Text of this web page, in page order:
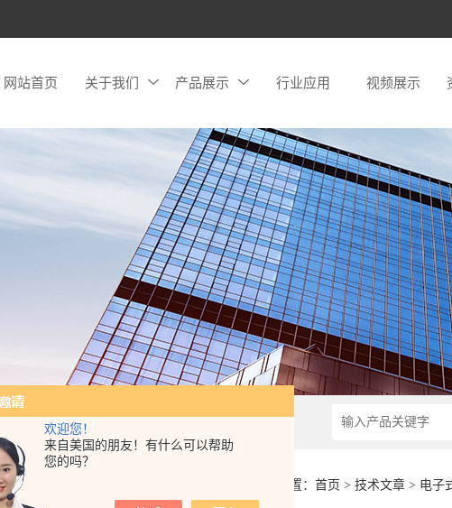
欢迎您！
来自美国的朋友！有什么可以帮助
您的吗？
网站首页 关于我们 产品展示 行业应用 视频展示
你的位置： 首页 > 技术文章> 电子